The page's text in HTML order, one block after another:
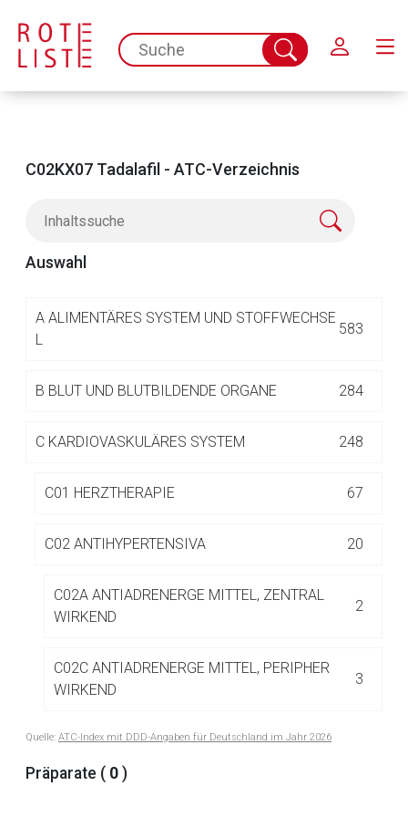
spc.search.input.placeholder
Suche
abschicken
C02KX07 Tadalafil - ATC-Verzeichnis
Auswahl
A ALIMENTÄRES SYSTEM UND STOFFWECHSE
L
583
B BLUT UND BLUTBILDENDE ORGANE 284
C KARDIOVASKULÄRES SYSTEM 248
C01 HERZTHERAPIE 67
C02 ANTIHYPERTENSIVA 20
C02A ANTIADRENERGE MITTEL, ZENTRAL
WIRKEND
2
C02C ANTIADRENERGE MITTEL, PERIPHER
WIRKEND
3
C02D MITTEL MIT WIRKUNG AUF DIE
ARTERIELLE GEFÄSSMUSKULATUR
Quelle: ATC-Index mit DDD-Angaben für Deutschland im Jahr 2026
Präparate ( 0 )
Aufruf einer externen Seite
Seite. Für die Inhalte der externen Web-Seite ist deren
Datenschutzbestimmungen.
Zurück zur rote-liste.de Zur Seite